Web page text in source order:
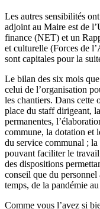
Les autres sensibilités
adjoint au Maire est de
finance (NET) et un
et culturelle (Forces de
sont capitales pour la
Le bilan des six mois
celui de l’organisation
les chantiers. Dans cette
place du staff dirigeant,
permanentes,
commune, la dotation et
du service communal ;
pouvant faciliter le
des dispositions
conseil que du
temps, de la pandémie
Comme vous l’avez si